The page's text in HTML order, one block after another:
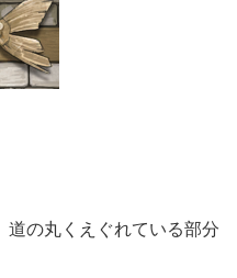
道の丸くえぐれている部分